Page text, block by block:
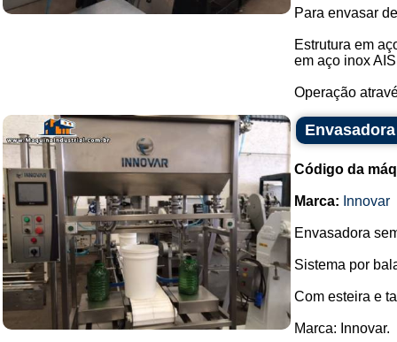
Para envasar
Estrutura em
em aço inox
Operação
Código da
Marca: Innovar
Envasadora
Sistema por
Com esteira e
Marca: Innovar.